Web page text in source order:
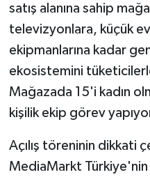
satış alanına sahip
televizyonlara, küçük
ekipmanlarına kadar
ekosistemini
Mağazada 15'i kadın
kişilik ekip görev
Açılış töreninin dikkati
MediaMarkt Türkiye'nin